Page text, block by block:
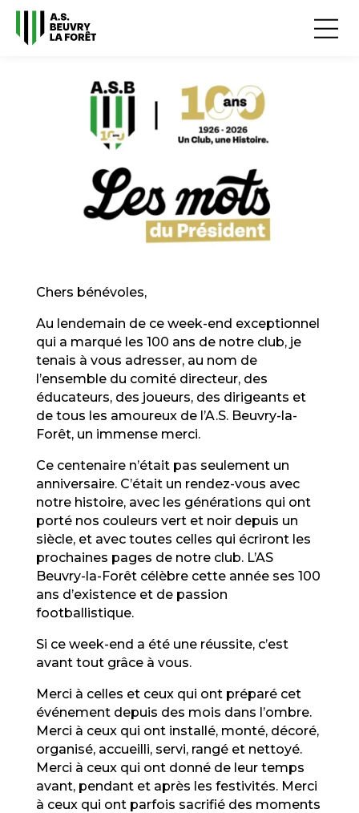
Chers bénévoles,
Au lendemain de ce week-end exceptionnel
qui a marqué les 100 ans de notre club, je
tenais à vous adresser, au nom de
l’ensemble du comité directeur, des
éducateurs, des joueurs, des dirigeants et
de tous les amoureux de l’A.S. Beuvry-la-
Forêt, un immense merci.
Ce centenaire n’était pas seulement un
anniversaire. C’était un rendez-vous avec
notre histoire, avec les générations qui ont
porté nos couleurs vert et noir depuis un
siècle, et avec toutes celles qui écriront les
prochaines pages de notre club. L’AS
Beuvry-la-Forêt célèbre cette année ses 100
ans d’existence et de passion
footballistique.
Si ce week-end a été une réussite, c’est
avant tout grâce à vous.
Merci à celles et ceux qui ont préparé cet
événement depuis des mois dans l’ombre.
Merci à ceux qui ont installé, monté, décoré,
organisé, accueilli, servi, rangé et nettoyé.
Merci à ceux qui ont donné de leur temps
avant, pendant et après les festivités. Merci
à ceux qui ont parfois sacrifié des moments